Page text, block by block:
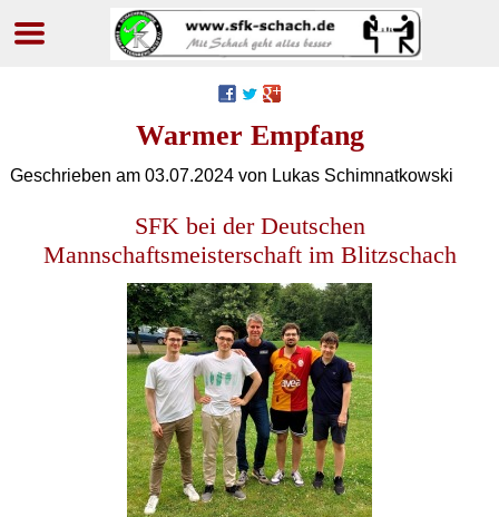
Warmer Empfang
Geschrieben am 03.07.2024von Lukas Schimnatkowski
SFK bei der Deutschen
Mannschaftsmeisterschaft im Blitzschach